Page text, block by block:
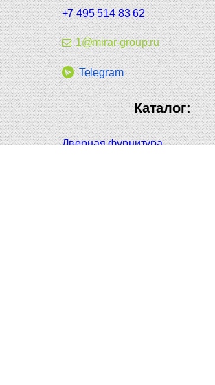
+7 495 514 83 62
1@mirar-group.ru
Telegram
Каталог:
Дверная фурнитура